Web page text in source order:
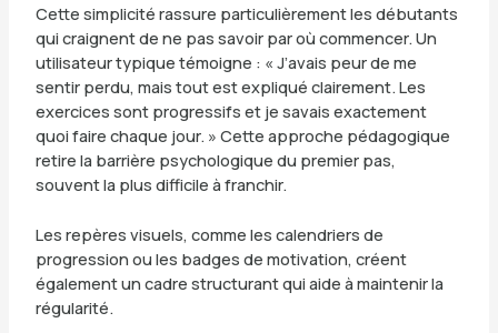
Cette simplicité rassure particulièrement les débutants
qui craignent de ne pas savoir par où commencer. Un
utilisateur typique témoigne : « J’avais peur de me
sentir perdu, mais tout est expliqué clairement. Les
exercices sont progressifs et je savais exactement
quoi faire chaque jour. » Cette approche pédagogique
retire la barrière psychologique du premier pas,
souvent la plus difficile à franchir.
Les repères visuels, comme les calendriers de
progression ou les badges de motivation, créent
également un cadre structurant qui aide à maintenir la
régularité.